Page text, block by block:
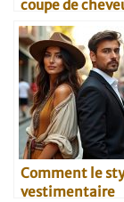
coupe de
style
Comment le
vestimentaire